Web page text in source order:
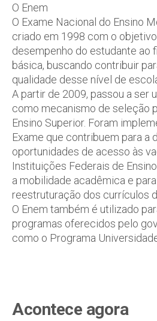
O Enem
O Exame Nacional do Ensino
criado em 1998 com o
desempenho do estudante ao
básica, buscando contribuir
qualidade desse nível de
A partir de 2009, passou a ser
como mecanismo de seleção
Ensino Superior. Foram
Exame que contribuem para a
oportunidades de acesso às
Instituições Federais de
a mobilidade acadêmica e
reestruturação dos currículos
O Enem também é utilizado
programas oferecidos pelo
como o Programa
Acontece agora